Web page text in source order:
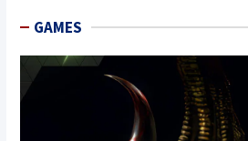
GAMES